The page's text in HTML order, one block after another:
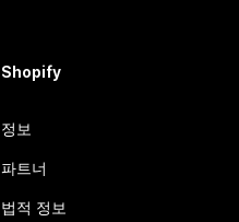
Shopify
정보
파트너
법적 정보